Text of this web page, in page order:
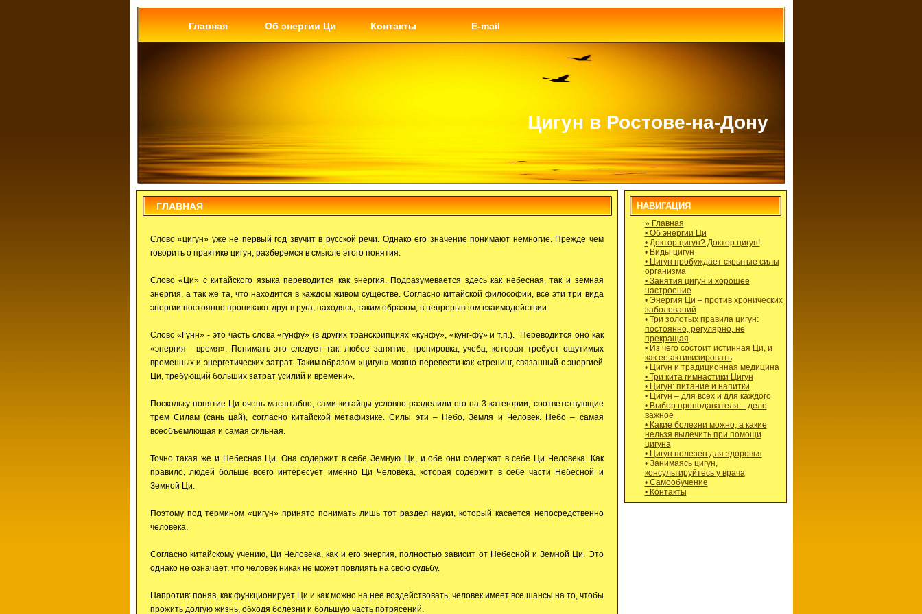
Главная Об энергии Ци Контакты E-mail
Цигун в Ростове-на-Дону
НАВИГАЦИЯ
» Главная
• Об энергии Ци
• Доктор цигун? Доктор цигун!
• Виды цигун
• Цигун пробуждает скрытые силы
организма
• Занятия цигун и хорошее
настроение
• Энергия Ци – против хронических
заболеваний
• Три золотых правила цигун:
постоянно, регулярно, не
прекращая
• Из чего состоит истинная Ци, и
как ее активизировать
• Цигун и традиционная медицина
• Три кита гимнастики Цигун
• Цигун: питание и напитки
• Цигун – для всех и для каждого
• Выбор преподавателя – дело
важное
• Какие болезни можно, а какие
нельзя вылечить при помощи
цигуна
• Цигун полезен для здоровья
• Занимаясь цигун,
консультируйтесь у врача
• Самообучение
• Контакты
ГЛАВНАЯ
Слово «цигун» уже не первый год звучит в русской речи. Однако его значение понимают немногие. Прежде чем
говорить о практике цигун, разберемся в смысле этого понятия.
Слово «Ци» с китайского языка переводится как энергия. Подразумевается здесь как небесная, так и земная
энергия, а так же та, что находится в каждом живом существе. Согласно китайской философии, все эти три вида
энергии постоянно проникают друг в руга, находясь, таким образом, в непрерывном взаимодействии.
Слово «Гунн» - это часть слова «гунфу» (в других транскрипциях «кунфу», «кунг-фу» и т.п.). Переводится оно как
«энергия - время». Понимать это следует так: любое занятие, тренировка, учеба, которая требует ощутимых
временных и энергетических затрат. Таким образом «цигун» можно перевести как «тренинг, связанный с энергией
Ци, требующий больших затрат усилий и времени».
Поскольку понятие Ци очень масштабно, сами китайцы условно разделили его на 3 категории, соответствующие
трем Силам (сань цай), согласно китайской метафизике. Силы эти – Небо, Земля и Человек. Небо – самая
всеобъемлющая и самая сильная.
Точно такая же и Небесная Ци. Она содержит в себе Земную Ци, и обе они содержат в себе Ци Человека. Как
правило, людей больше всего интересует именно Ци Человека, которая содержит в себе части Небесной и
Земной Ци.
Поэтому под термином «цигун» принято понимать лишь тот раздел науки, который касается непосредственно
человека.
Согласно китайскому учению, Ци Человека, как и его энергия, полностью зависит от Небесной и Земной Ци. Это
однако не означает, что человек никак не может повлиять на свою судьбу.
Напротив: поняв, как функционирует Ци и как можно на нее воздействовать, человек имеет все шансы на то, чтобы
прожить долгую жизнь, обходя болезни и большую часть потрясений.